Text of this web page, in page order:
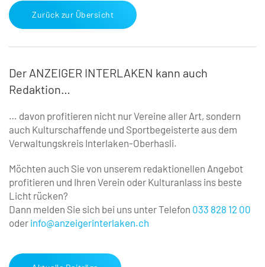
Zurück zur Übersicht
Der ANZEIGER INTERLAKEN kann auch
Redaktion…
… davon profitieren nicht nur Vereine aller Art, ­sondern
auch Kulturschaffende und Sportbegeisterte aus dem
Verwaltungskreis Interlaken-Oberhasli.
Möchten auch Sie von unserem redaktionellen Angebot
profitieren und Ihren Verein oder Kulturanlass ins beste
Licht rücken?
Dann melden Sie sich bei uns unter Telefon 033 828 12 00
oder info@anzeigerinterlaken.ch